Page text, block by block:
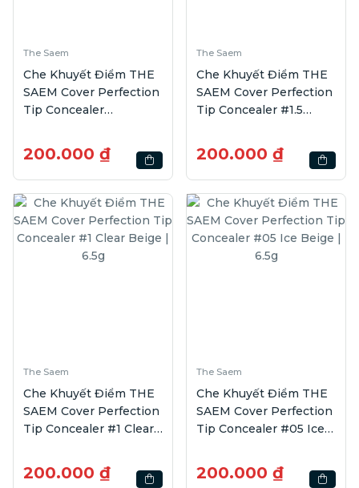
The Saem
Che Khuyết Điểm THE
SAEM Cover Perfection
Tip Concealer
200.000 ₫
The Saem
Che Khuyết Điểm THE
SAEM Cover Perfection
Tip Concealer #1.5
200.000 ₫
The Saem
Che Khuyết Điểm THE
SAEM Cover Perfection
Tip Concealer #1 Clear
200.000 ₫
The Saem
Che Khuyết Điểm THE
SAEM Cover Perfection
Tip Concealer #05 Ice
200.000 ₫